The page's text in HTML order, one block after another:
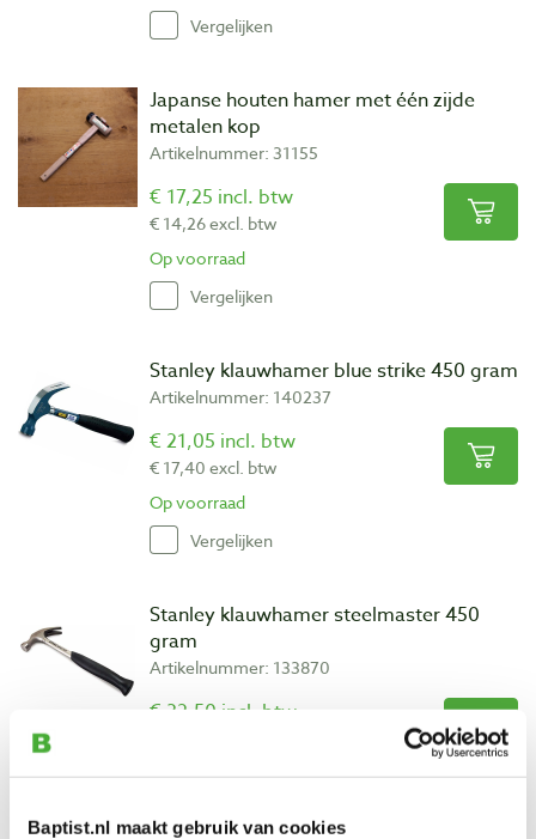
Baptist.nl maakt gebruik van cookies
Vergelijken
Japanse houten hamer met één zijde
metalen kop
Artikelnummer: 31155
€ 17,25 incl. btw
€ 14,26 excl. btw
Op voorraad
Vergelijken
Stanley klauwhamer blue strike 450 gram
Artikelnummer: 140237
€ 21,05 incl. btw
€ 17,40 excl. btw
Op voorraad
Vergelijken
Stanley klauwhamer steelmaster 450
gram
Artikelnummer: 133870
€ 32,50 incl. btw
Op voorraad